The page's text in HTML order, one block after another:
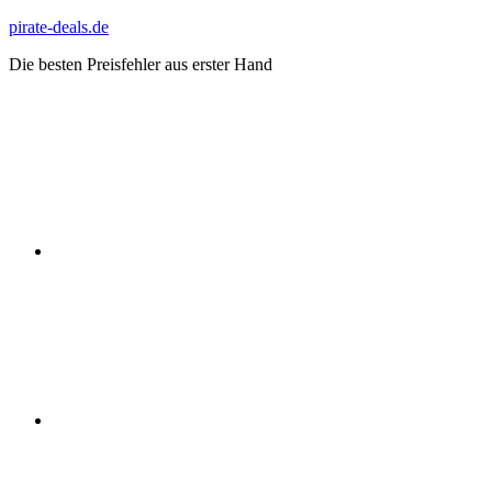
Zum
springen
pirate-deals.de
Die besten Preisfehler aus erster Hand